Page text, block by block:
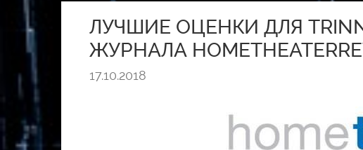
ЛУЧШИЕ ОЦЕНКИ ДЛЯ
ЖУРНАЛА
17.10.2018